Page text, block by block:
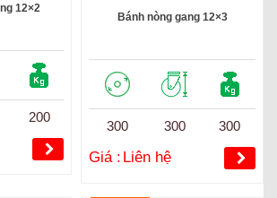
12×2
200
Bánh nòng gang 12×3
300 300 300
Giá : Liên hệ